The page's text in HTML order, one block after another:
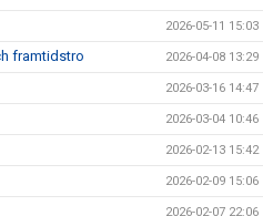
2026-05-11 15:03
framtidstro 2026-04-08 13:29
2026-03-16 14:47
2026-03-04 10:46
2026-02-13 15:42
2026-02-09 15:06
2026-02-07 22:06